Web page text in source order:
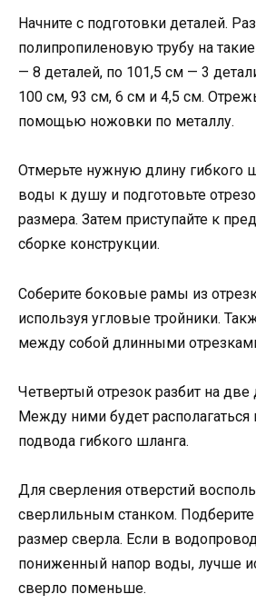
Начните с подготовки деталей.
полипропиленовую трубу на
— 8 деталей, по 101,5 см — 3
100 см, 93 см, 6 см и 4,5 см.
помощью ножовки по металлу.
Отмерьте нужную длину гибкого
воды к душу и подготовьте
размера. Затем приступайте к
сборке конструкции.
Соберите боковые рамы из
используя угловые тройники.
между собой длинными
Четвертый отрезок разбит на две
Между ними будет располагаться
подвода гибкого шланга.
Для сверления отверстий
сверлильным станком.
размер сверла. Если в
пониженный напор воды, лучше
сверло поменьше.